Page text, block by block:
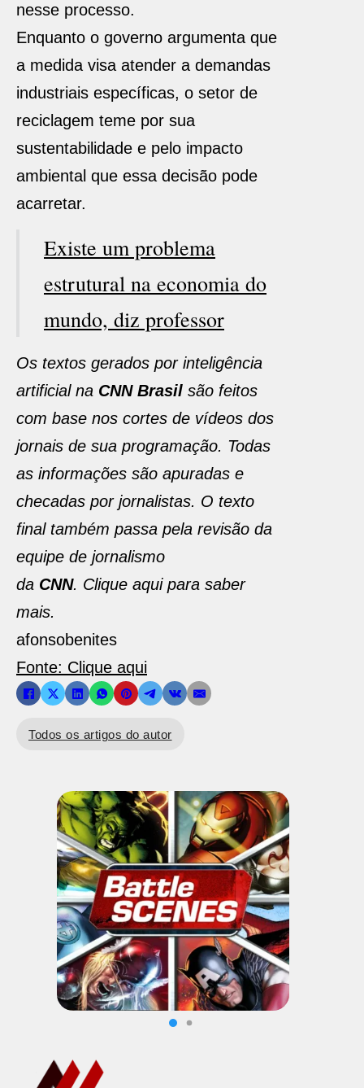
nesse processo.
Enquanto o governo argumenta que
a medida visa atender a demandas
industriais específicas, o setor de
reciclagem teme por sua
sustentabilidade e pelo impacto
ambiental que essa decisão pode
acarretar.
Existe um problema
estrutural na economia do
mundo, diz professor
Os textos gerados por inteligência
artificial na CNN Brasil são feitos
com base nos cortes de vídeos dos
jornais de sua programação. Todas
as informações são apuradas e
checadas por jornalistas. O texto
final também passa pela revisão da
equipe de jornalismo
da CNN. Clique aqui para saber
mais.
afonsobenites
Fonte: Clique aqui
Todos os artigos do autor